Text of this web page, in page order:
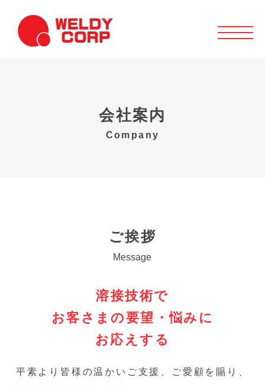
会社案内
Company
ご挨拶
Message
溶接技術で
お客さまの要望・悩みに
お応えする
平素より皆様の温かいご支援、ご愛顧を賜り、